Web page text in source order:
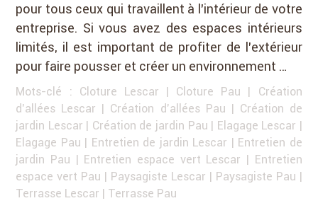
pour tous ceux qui travaillent à l’intérieur de votre
entreprise. Si vous avez des espaces intérieurs
limités, il est important de profiter de l’extérieur
pour faire pousser et créer un environnement …
Mots-clé : Cloture Lescar | Cloture Pau | Création
d'allées Lescar | Création d'allées Pau | Création de
jardin Lescar | Création de jardin Pau | Elagage Lescar |
Elagage Pau | Entretien de jardin Lescar | Entretien de
jardin Pau | Entretien espace vert Lescar | Entretien
espace vert Pau | Paysagiste Lescar | Paysagiste Pau |
Terrasse Lescar | Terrasse Pau